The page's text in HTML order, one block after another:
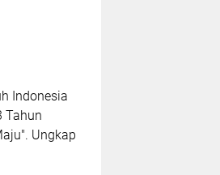
Indonesia
Tahun
Ungkap